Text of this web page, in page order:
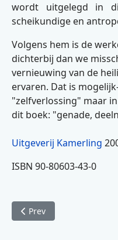
wordt uitgelegd in
scheikundige en
Volgens hem is de
dichterbij dan we
vernieuwing van de
ervaren. Dat is
"zelfverlossing" maar
dit boek: "genade,
Uitgeverij Kamerling
ISBN 90-80603-43-0
Previous article: De la
Prev